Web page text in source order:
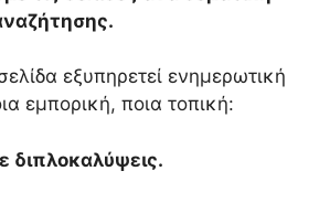
εξυπηρετεί ενημερωτική
εμπορική, ποια τοπική:
διπλοκαλύψεις.